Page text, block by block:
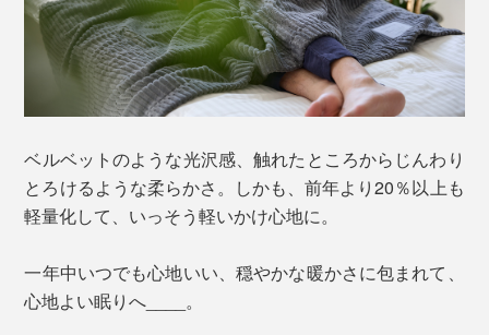
ベルベットのような光沢感、触れたところからじんわり
とろけるような柔らかさ。しかも、前年より20％以上も
軽量化して、いっそう軽いかけ心地に。
一年中いつでも心地いい、穏やかな暖かさに包まれて、
心地よい眠りへ____。